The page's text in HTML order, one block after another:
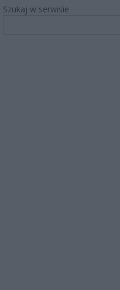
Szukaj w serwisie